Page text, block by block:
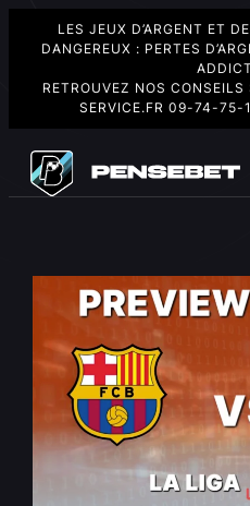
LES JEUX D’ARGENT ET
DANGEREUX : PERTES
RETROUVEZ NOS CONSEILS
SERVICE.FR 09-74-75-
contenu